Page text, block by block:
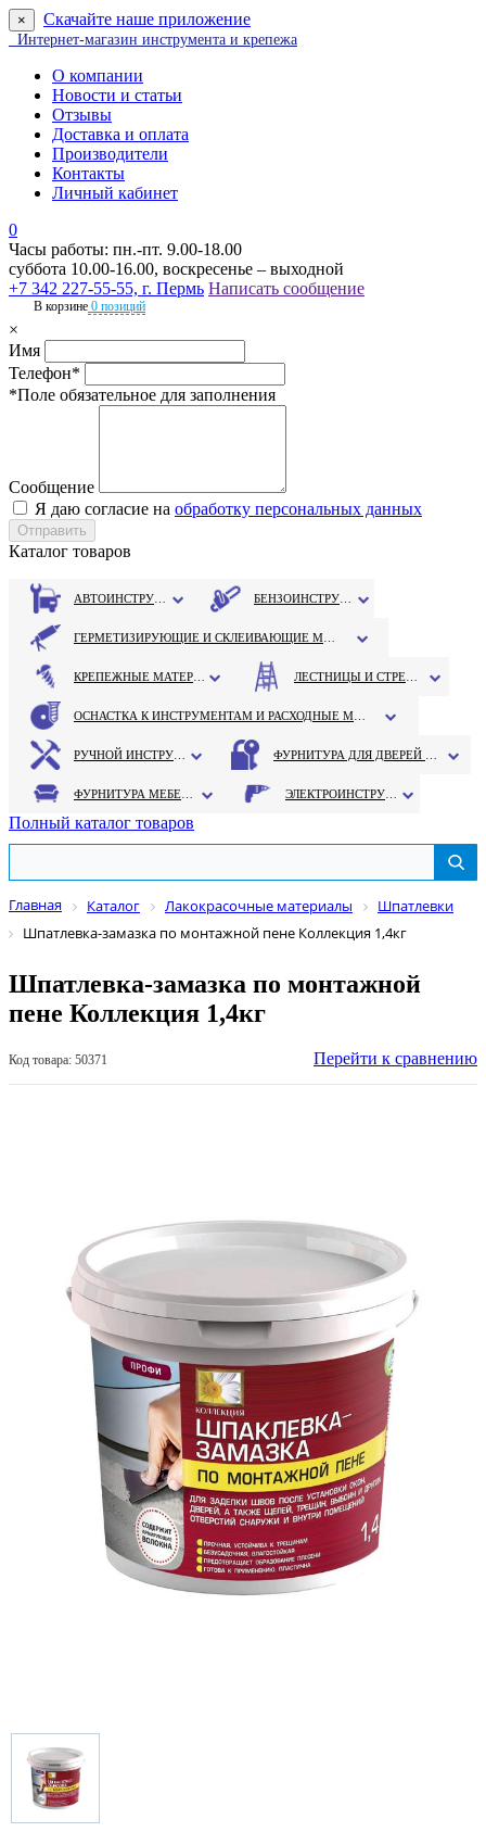
× Скачайте наше приложение
Интернет-магазин инструмента и крепежа
О компании
Новости и статьи
Отзывы
Доставка и оплата
Производители
Контакты
Личный кабинет
0
Часы работы: пн.-пт. 9.00-18.00
суббота 10.00-16.00, воскресенье – выходной
+7 342 227-55-55, г. Пермь Написать сообщение
В корзине 0 позиций
×
Имя
Телефон*
*Поле обязательное для заполнения
Сообщение
Я даю согласие на обработку персональных данных
Каталог товаров
Полный каталог товаров
Главная Каталог Лакокрасочные материалы
Шпатлевки
Шпатлевка-замазка по монтажной пене Коллекция 1,4кг
Шпатлевка-замазка по монтажной
пене Коллекция 1,4кг
Код товара: 50371 Перейти к сравнению